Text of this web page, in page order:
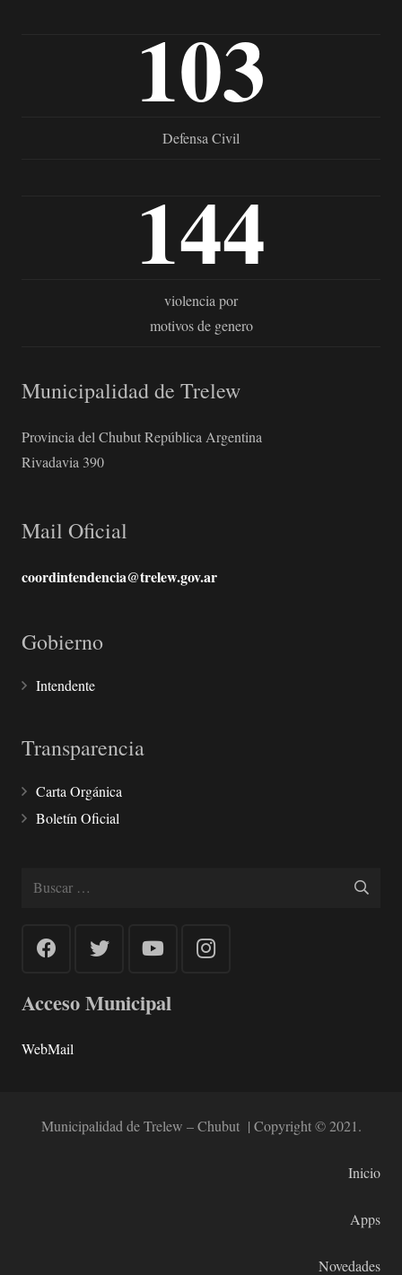
103
Defensa Civil
144
violencia por
motivos de genero
Municipalidad de Trelew
Provincia del Chubut República Argentina
Rivadavia 390
Mail Oficial
coordintendencia@trelew.gov.ar
Gobierno
Intendente
Transparencia
Carta Orgánica
Boletín Oficial
Buscar:
Acceso Municipal
WebMail
Municipalidad de Trelew – Chubut | Copyright © 2021.
Inicio
Apps
Novedades